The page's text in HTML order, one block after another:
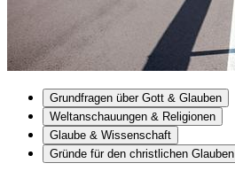
Grundfragen über Gott & Glauben
Weltanschauungen & Religionen
Glaube & Wissenschaft
Gründe für den christlichen Glauben